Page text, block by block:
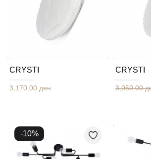
CRYSTI
3,170.00 ден.
CRYSTI
3,050.00
-10%